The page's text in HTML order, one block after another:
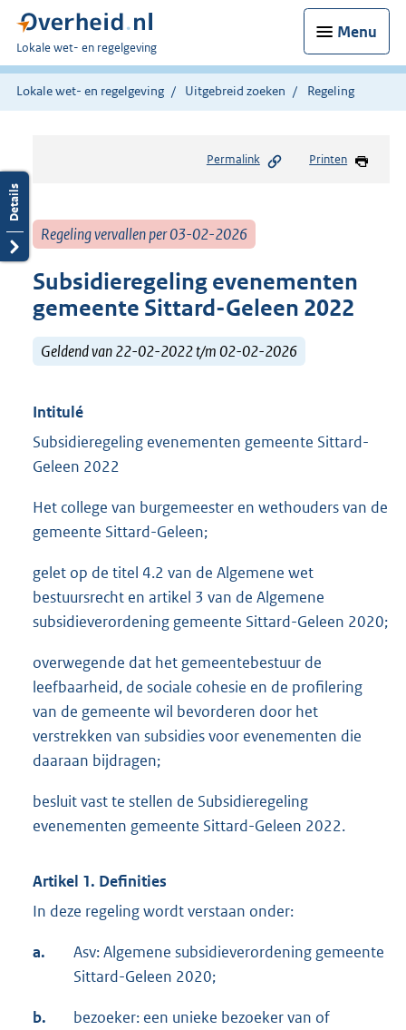
Menu
U
bent
hier:
Lokale wet- en regelgeving
Lokale wet- en regelgeving Uitgebreid zoeken Regeling
Permalink Printen
Regeling vervallen per 03-02-2026
Subsidieregeling evenementen
gemeente Sittard-Geleen 2022
Geldend van 22-02-2022 t/m 02-02-2026
Intitulé
Subsidieregeling evenementen gemeente Sittard-
Geleen 2022
Het college van burgemeester en wethouders van de
gemeente Sittard-Geleen;
gelet op de titel 4.2 van de Algemene wet
bestuursrecht en artikel 3 van de Algemene
subsidieverordening gemeente Sittard-Geleen 2020;
overwegende dat het gemeentebestuur de
leefbaarheid, de sociale cohesie en de profilering
van de gemeente wil bevorderen door het
verstrekken van subsidies voor evenementen die
daaraan bijdragen;
besluit vast te stellen de Subsidieregeling
evenementen gemeente Sittard-Geleen 2022.
Artikel 1. Definities
In deze regeling wordt verstaan onder:
a.
Asv: Algemene subsidieverordening gemeente
Sittard-Geleen 2020;
b.
bezoeker: een unieke bezoeker van of